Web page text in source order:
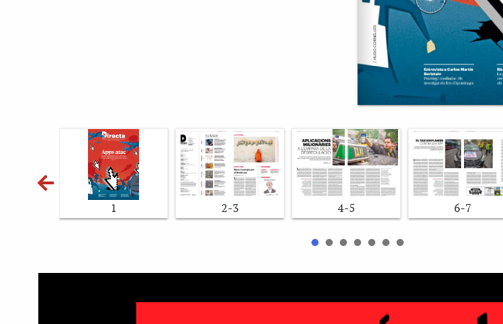
1 2-3 4-5 6-7